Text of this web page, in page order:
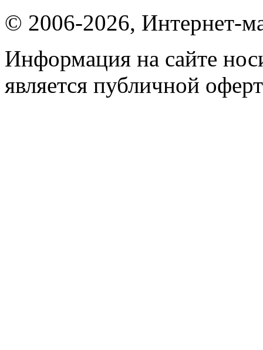
© 2006-2026, Интернет-
Информация на сайте
является публичной